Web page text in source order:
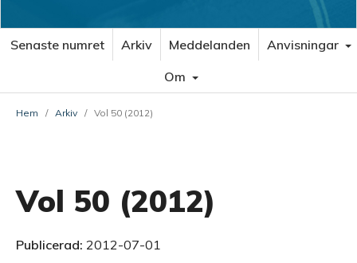
Senaste numret Arkiv Meddelanden
Anvisningar
Om
Hem / Arkiv / Vol 50 (2012)
Vol 50 (2012)
Publicerad: 2012-07-01